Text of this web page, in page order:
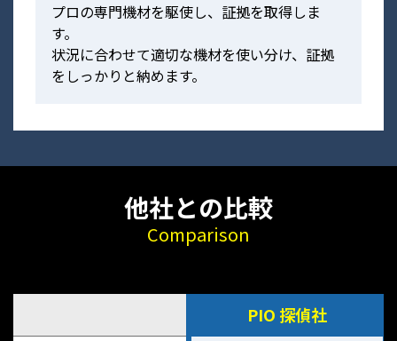
プロの専門機材を駆使し、証拠を取得しま
す。
状況に合わせて適切な機材を使い分け、証拠
をしっかりと納めます。
他社との比較
Comparison
PIO 探偵社